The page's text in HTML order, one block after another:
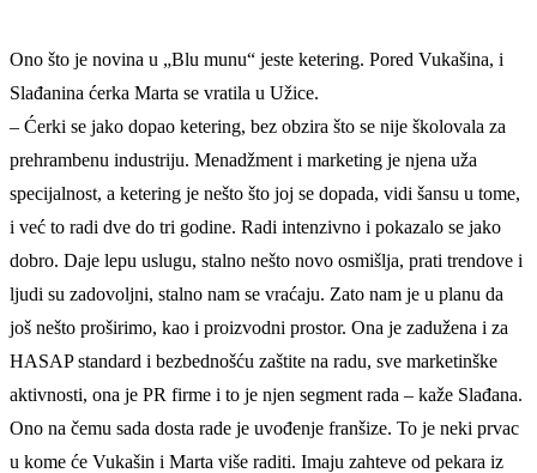
Ono što je novina u „Blu munu“ jeste ketering. Pored Vukašina, i
Slađanina ćerka Marta se vratila u Užice.
– Ćerki se jako dopao ketering, bez obzira što se nije školovala za
prehrambenu industriju. Menadžment i marketing je njena uža
specijalnost, a ketering je nešto što joj se dopada, vidi šansu u tome,
i već to radi dve do tri godine. Radi intenzivno i pokazalo se jako
dobro. Daje lepu uslugu, stalno nešto novo osmišlja, prati trendove i
ljudi su zadovoljni, stalno nam se vraćaju. Zato nam je u planu da
još nešto proširimo, kao i proizvodni prostor. Ona je zadužena i za
HASAP standard i bezbednošću zaštite na radu, sve marketinške
aktivnosti, ona je PR firme i to je njen segment rada – kaže Slađana.
Ono na čemu sada dosta rade je uvođenje franšize. To je neki prvac
u kome će Vukašin i Marta više raditi. Imaju zahteve od pekara iz